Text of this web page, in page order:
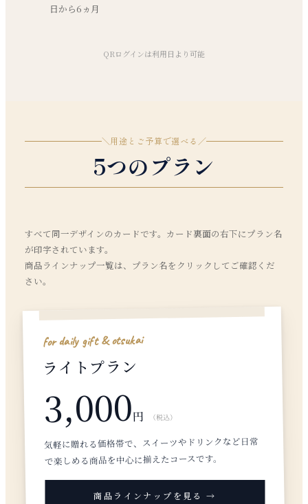
日から6ヵ月
QRログインは利用日より可能
＼用途とご予算で選べる ／
5つのプラン
すべて同一デザインのカードです。カード裏面の右下にプラン名
が印字されています。
商品ラインナップ一覧は、プラン名をクリックしてご確認くだ
さい。
for daily gift & otsukai
ライトプラン
3,000円 （税込）
気軽に贈れる価格帯で、スイーツやドリンクなど日常
で楽しめる商品を中心に揃えたコースです。
商品ラインナップを見る →